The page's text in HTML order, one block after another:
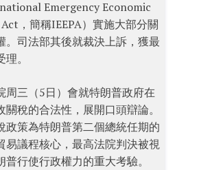
Emergency Economic
，簡稱IEEPA）實施大部分關
。司法部其後就裁決上訴，獲最
。
周三（5日）會就特朗普政府在
關稅的合法性，展開口頭辯論。
政策為特朗普第二個總統任期的
易議程核心，最高法院判決被視
普行使行政權力的重大考驗。